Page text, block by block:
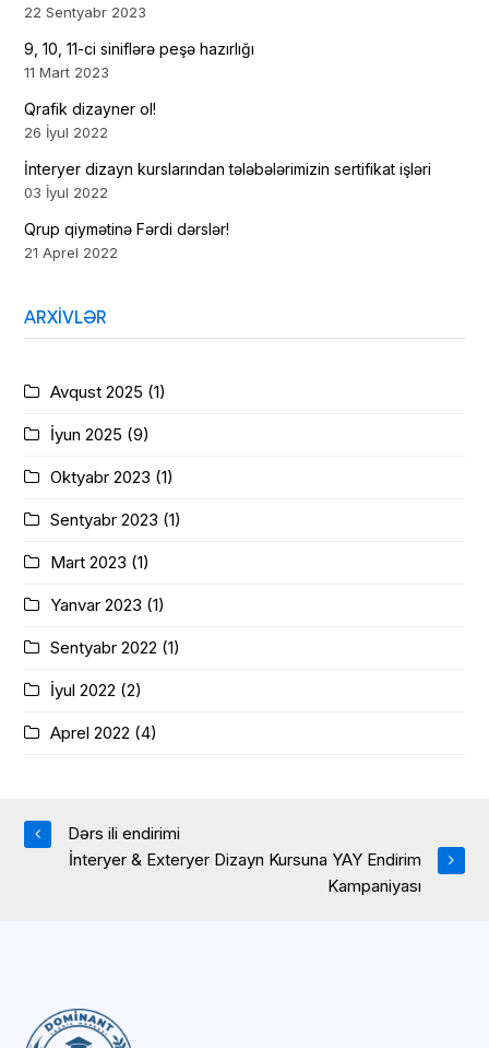
22 Sentyabr 2023
9, 10, 11-ci siniflərə peşə hazırlığı
11 Mart 2023
Qrafik dizayner ol!
26 İyul 2022
İnteryer dizayn kurslarından tələbələrimizin sertifikat işləri
03 İyul 2022
Qrup qiymətinə Fərdi dərslər!
21 Aprel 2022
ARXIVLƏR
Avqust 2025 (1)
İyun 2025 (9)
Oktyabr 2023 (1)
Sentyabr 2023 (1)
Mart 2023 (1)
Yanvar 2023 (1)
Sentyabr 2022 (1)
İyul 2022 (2)
Aprel 2022 (4)
Dərs ili endirimi
İnteryer & Exteryer Dizayn Kursuna YAY Endirim
Kampaniyası